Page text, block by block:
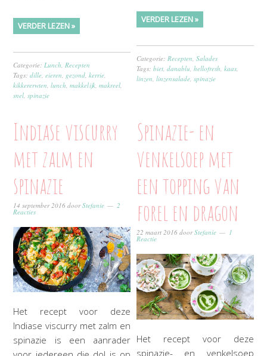
VERDER LEZEN »
Categorie:Lunch,Recepten
Tags:dille,eieren, gezond,kerrie,
kikkererwten,lunch,makkelijk,makreel,
snel,spinazie
VERDER LEZEN »
Categorie: Recepten ,Salades
Tags:biet ,danablu ,hellofresh ,kaas
linzen ,linzensalade ,spinazie
Indiase viscurry
met zalm en
spinazie
14 september 2016 doorStefanie 2
Reacties
Het recept voor deze
Indiase viscurry met zalm en
spinazie is een aanrader
Spinazie- en
venkelsoep met
een topping van
forel en dragon
22 maart 2016 doorStefanie 1
Reactie
Het recept voor deze
spinazie- en venkelsoep